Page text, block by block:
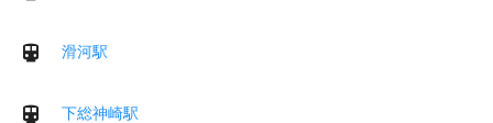
滑河駅
下総神崎駅